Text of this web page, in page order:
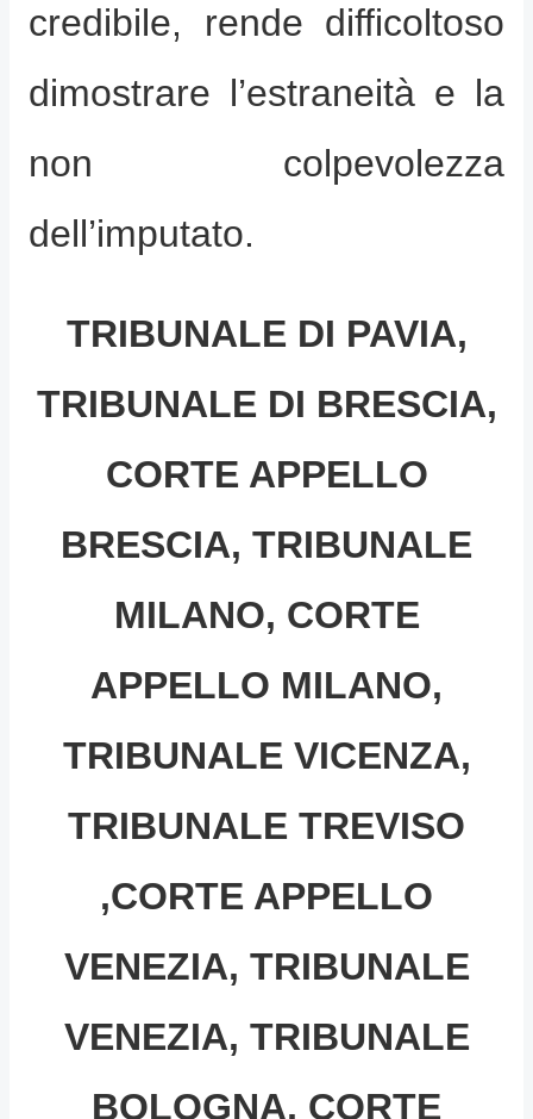
credibile, rende difficoltoso
dimostrare l’estraneità e la
non colpevolezza
dell’imputato.
TRIBUNALE DI PAVIA,
TRIBUNALE DI BRESCIA,
CORTE APPELLO
BRESCIA, TRIBUNALE
MILANO, CORTE
APPELLO MILANO,
TRIBUNALE VICENZA,
TRIBUNALE TREVISO
,CORTE APPELLO
VENEZIA, TRIBUNALE
VENEZIA, TRIBUNALE
BOLOGNA, CORTE